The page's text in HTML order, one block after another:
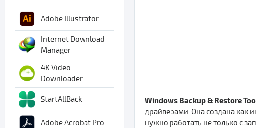
Windows Backup & Restore
драйверами. Она создана как
нужно работать не только с
Adobe Illustrator
Internet Download
Manager
4K Video
Downloader
StartAllBack
Adobe Acrobat Pro